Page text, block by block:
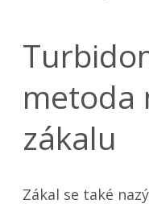
metoda
zákalu
Zákal se také